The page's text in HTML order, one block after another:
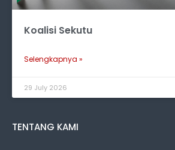
Koalisi Sekutu
Selengkapnya »
29 July 2026
TENTANG KAMI